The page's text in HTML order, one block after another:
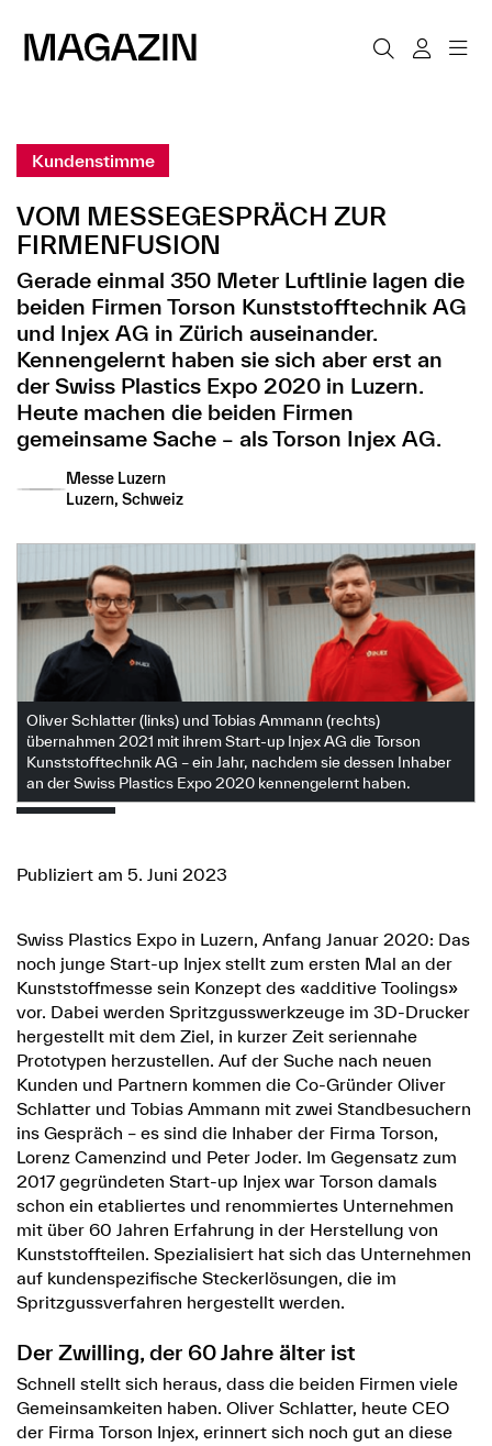
Kundenstimme
VOM MESSEGESPRÄCH ZUR
FIRMENFUSION
Gerade einmal 350 Meter Luftlinie lagen die
beiden Firmen Torson Kunststofftechnik AG
und Injex AG in Zürich auseinander.
Kennengelernt haben sie sich aber erst an
der Swiss Plastics Expo 2020 in Luzern.
Heute machen die beiden Firmen
gemeinsame Sache – als Torson Injex AG.
Messe Luzern
Luzern, Schweiz
Oliver Schlatter (links) und Tobias Ammann (rechts)
übernahmen 2021 mit ihrem Start-up Injex AG die Torson
Kunststofftechnik AG – ein Jahr, nachdem sie dessen Inhaber
an der Swiss Plastics Expo 2020 kennengelernt haben.
Publiziert am 5. Juni 2023
Swiss Plastics Expo in Luzern, Anfang Januar 2020: Das
noch junge Start-up Injex stellt zum ersten Mal an der
Kunststoffmesse sein Konzept des «additive Toolings»
vor. Dabei werden Spritzgusswerkzeuge im 3D-Drucker
hergestellt mit dem Ziel, in kurzer Zeit seriennahe
Prototypen herzustellen. Auf der Suche nach neuen
Kunden und Partnern kommen die Co-Gründer Oliver
Schlatter und Tobias Ammann mit zwei Standbesuchern
ins Gespräch – es sind die Inhaber der Firma Torson,
Lorenz Camenzind und Peter Joder. Im Gegensatz zum
2017 gegründeten Start-up Injex war Torson damals
schon ein etabliertes und renommiertes Unternehmen
mit über 60 Jahren Erfahrung in der Herstellung von
Kunststoffteilen. Spezialisiert hat sich das Unternehmen
auf kundenspezifische Steckerlösungen, die im
Spritzgussverfahren hergestellt werden.
Der Zwilling, der 60 Jahre älter ist
Schnell stellt sich heraus, dass die beiden Firmen viele
Gemeinsamkeiten haben. Oliver Schlatter, heute CEO
der Firma Torson Injex, erinnert sich noch gut an diese